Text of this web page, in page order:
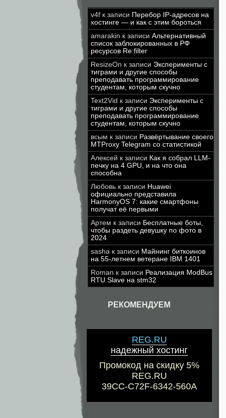
v4f к записи Перебор IP-адресов на
хостинге — и как с этим бороться
amarakin к записи Альтернативный
список заблокированных в РФ
ресурсов Re:filter
ResizeOn к записи Эксперименты с
тиграми и другие способы
преподавать программирование
студентам, которым скучно
Text2Vid к записи Эксперименты с
тиграми и другие способы
преподавать программирование
студентам, которым скучно
всым к записи Развёртывание своего
MTProxy Telegram со статистикой
Алексей к записи Как я собрал LLM-
печку на 4 GPU, и на что она
способна
Любовь к записи Huawei
официально представила
HarmonyOS 7: какие смартфоны
получат её первыми
Артем к записи Бесплатные боты,
чтобы раздеть девушку по фото в
2024
sasha к записи Майнинг биткоинов
на 55-летнем ветеране IBM 1401
Roman к записи Реализация ModBus
RTU Slave на stm32
РЕКОМЕНДУЕМ
REG.RU
надежный хостинг
Промокод на скидку 5%
REG.RU
39CC-C72F-6342-560A